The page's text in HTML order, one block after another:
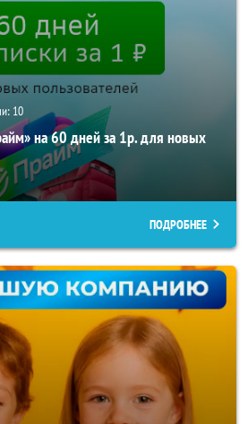
10
на 60 дней за 1р. для новых
ПОДРОБНЕЕ